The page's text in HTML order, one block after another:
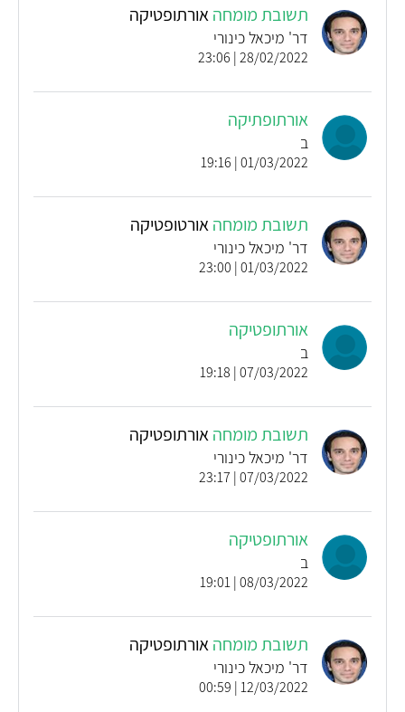
תשובת מומחהאורתופטיקה
דר' מיכאל כינורי
28/02/2022 | 23:06
אורתופתיקה
ב
01/03/2022 | 19:16
תשובת מומחהאורטופטיקה
דר' מיכאל כינורי
01/03/2022 | 23:00
אורתופטיקה
ב
07/03/2022 | 19:18
תשובת מומחהאורתופטיקה
דר' מיכאל כינורי
07/03/2022 | 23:17
אורתופטיקה
ב
08/03/2022 | 19:01
תשובת מומחהאורתופטיקה
דר' מיכאל כינורי
12/03/2022 | 00:59